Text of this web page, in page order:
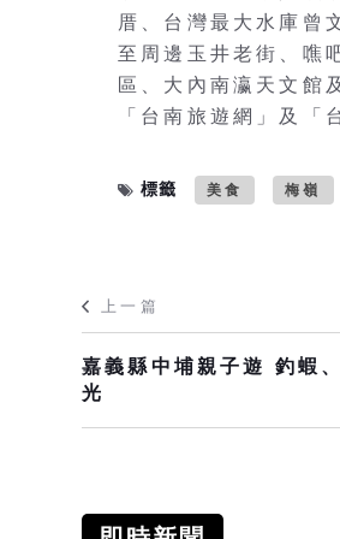
厝、台灣最大水庫曾
至周邊玉井老街、噍
區、大內南瀛天文館
「台南旅遊網」及「
標籤 美食 梅嶺
上一篇
嘉義縣中埔親子遊 釣蝦
光